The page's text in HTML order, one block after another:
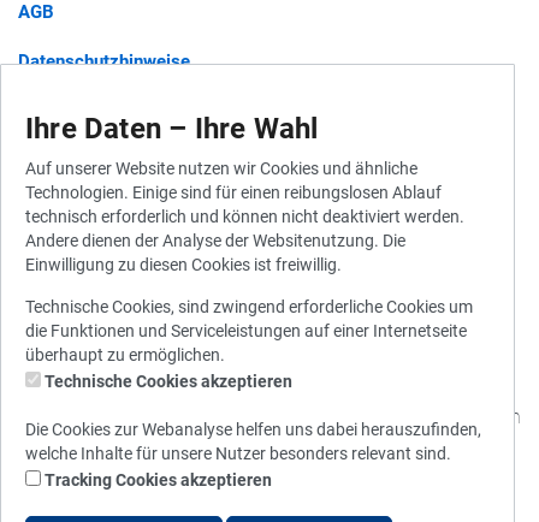
AGB
Datenschutzhinweise
Widerruf für Gutscheine
Widerrufsbelehrung
Vertrag widerrufen
© 2010 - 2026 Stadtwerke München
Ihre Daten – Ihre Wahl
Auf unserer Website nutzen wir Cookies und ähnliche
Technologien. Einige sind für einen reibungslosen Ablauf
technisch erforderlich und können nicht deaktiviert werden.
Andere dienen der Analyse der Websitenutzung. Die
Einwilligung zu diesen Cookies ist freiwillig.
Technische Cookies, sind zwingend erforderliche Cookies um
die Funktionen und Serviceleistungen auf einer Internetseite
überhaupt zu ermöglichen.
Technische Cookies akzeptieren
Die Cookies zur Webanalyse helfen uns dabei herauszufinden,
welche Inhalte für unsere Nutzer besonders relevant sind.
Tracking Cookies akzeptieren